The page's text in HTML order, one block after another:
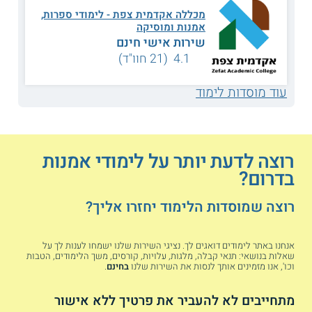
משחק לתיאטרון, מיומנויות פיתוח קול, יכולות אימפרוביזציה
ומיומנויות לעיבוד טקסטים ומחזות. הסטודנטים מעלים כמה
הפקות לאורך שנת הסטאז', שהיא השנה השלישית לתכנית.
קראו עוד בהרחבה על לימודי משחק בדרום
חולמים להיות מעצבים? קראו עוד עללימודי
עיצוב באזור הדרום
תואר ראשון רב תחומי בדרום
באזור הדרום
מחפשים קריירה בתחום המנהל? קראו על
קורס מזכירות רפואית בדרום
המכללה האקדמית על שם קיי
מורים לאמנות לכיתות א - י"ב ומעניק להם ידע רב על תולדות
מכללה אקדמית צפת - לימודי ספרות,
אמנות ומוסיקה
שירות אישי חינם
4.1 (21 חוו"ד)
עוד מוסדות לימוד
רוצה לדעת יותר על לימודי אמנות
בדרום?
רוצה שמוסדות הלימוד יחזרו אליך?
אנחנו באתר לימודים דואגים לך. נציגי השירות שלנו ישמחו לענות לך על
שאלות בנושאי: תנאי קבלה, מלגות, עלויות, קורסים, משך הלימודים, הטבות
וכו', אנו מזמינים אותך לנסות את השירות שלנובחינם.
מתחייבים לא להעביר את פרטיך ללא אישור